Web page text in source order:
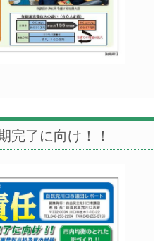
完了に向け！！